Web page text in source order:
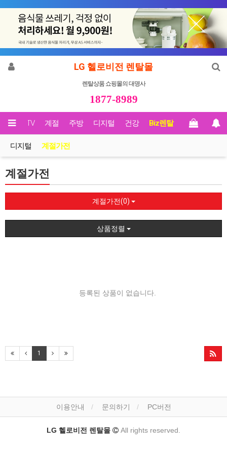
LG 헬로비전 렌탈몰
렌탈상품 쇼핑몰의 대명사
1877-8989
영상/TV 계절 주방 디지털 건강 Biz렌탈
디지털 계절가전
계절가전
계절가전(0)
상품정렬
등록된 상품이 없습니다.
1
이용안내 문의하기 PC버전
LG 헬로비전 렌탈몰 All rights reserved.